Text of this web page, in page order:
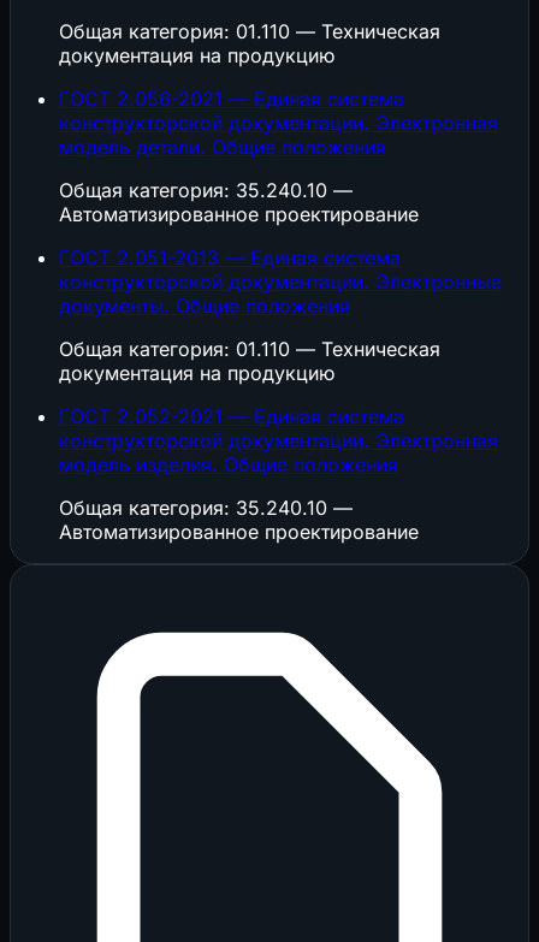
Общая категория: 01.110 — Техническая
документация на продукцию
ГОСТ 2.056-2021 — Единая система
конструкторской документации. Электронная
модель детали. Общие положения
Общая категория: 35.240.10 —
Автоматизированное проектирование
ГОСТ 2.051-2013 — Единая система
конструкторской документации. Электронные
документы. Общие положения
Общая категория: 01.110 — Техническая
документация на продукцию
ГОСТ 2.052-2021 — Единая система
конструкторской документации. Электронная
модель изделия. Общие положения
Общая категория: 35.240.10 —
Автоматизированное проектирование